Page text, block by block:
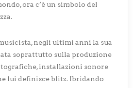
ora c’è un simbolo del
negli ultimi anni la sua
soprattutto sulla produzione
installazioni sonore
lui definisce blitz. Ibridando